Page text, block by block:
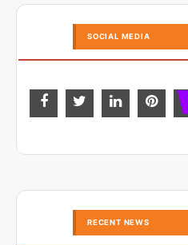
SOCIAL MEDIA
RECENT NEWS